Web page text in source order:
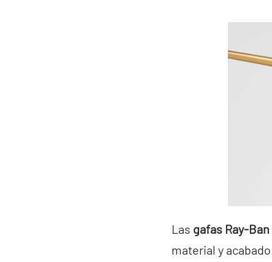
Las gafas Ray-
material y